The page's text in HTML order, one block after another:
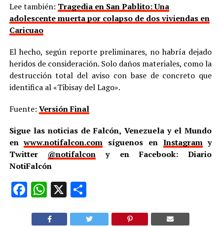
Lee también: Tragedia en San Pablito: Una
adolescente muerta por colapso de dos viviendas en
Caricuao
El hecho, según reporte preliminares, no habría dejado
heridos de consideración. Solo daños materiales, como la
destrucción total del aviso con base de concreto que
identifica al «Tibisay del Lago».
Fuente: Versión Final
Sigue las noticias de Falcón, Venezuela y el Mundo
enwww.notifalcon.com síguenos en Instagramy
Twitter @notifalcon y en Facebook: Diario
NotiFalcón
Facebook
WhatsApp
X Compartir